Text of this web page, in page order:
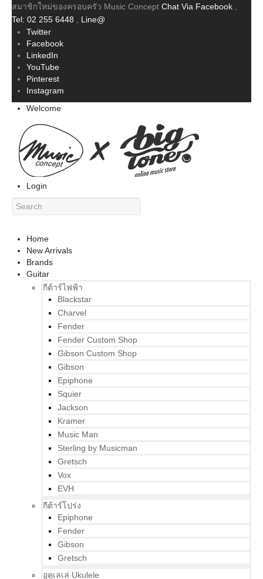
สมาชิกใหม่ของครอบครัว Music Concept Chat Via Facebook
Tel: 02 255 6448
Line@
Twitter
Facebook
LinkedIn
YouTube
Pinterest
Instagram
Welcome
Login
Home
New Arrivals
Brands
Guitar
กีต้าร์ไฟฟ้า
Blackstar
Charvel
Fender
Fender Custom Shop
Gibson Custom Shop
Gibson
Epiphone
Squier
Jackson
Kramer
Music Man
Sterling by Musicman
Gretsch
Vox
EVH
กีต้าร์โปร่ง
Epiphone
Fender
Gibson
Gretsch
อูคูเลเล่ Ukulele